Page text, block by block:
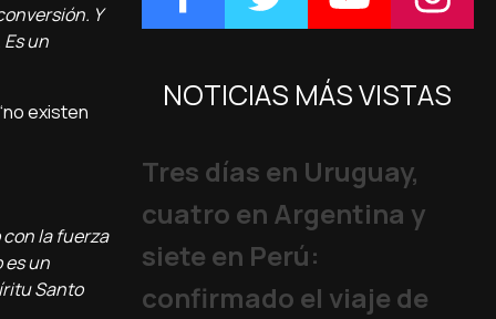
Y
un
existen
con la fuerza
es un
Santo
NOTICIAS MÁS VISTAS
Tres días en Uruguay,
cuatro en Argentina y
siete en Perú:
confirmado el viaje de